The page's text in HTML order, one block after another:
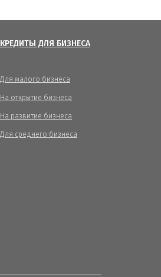
КРЕДИТЫ ДЛЯ БИЗНЕСА
Для малого бизнеса
На открытие бизнеса
На развитие бизнеса
Для среднего бизнеса